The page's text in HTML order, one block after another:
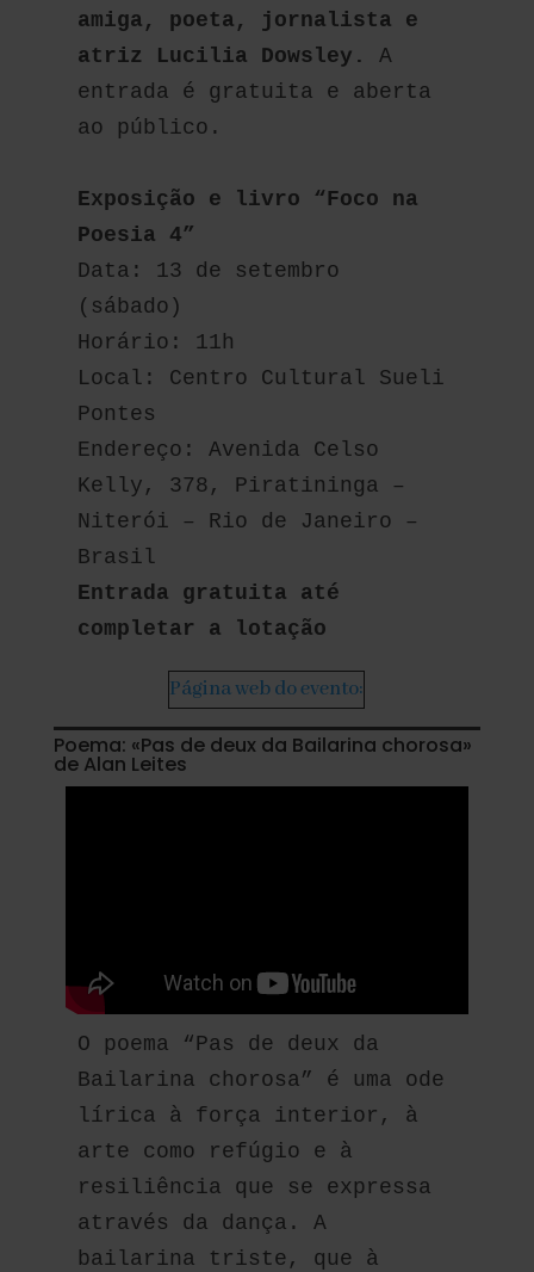
amiga, poeta, jornalista e
atriz Lucilia Dowsley.
A
entrada é gratuita e aberta
ao público.
Exposição e livro “Foco na
Poesia 4”
Data: 13 de setembro
(sábado)
Horário: 11h
Local: Centro Cultural Sueli
Pontes
Endereço: Avenida Celso
Kelly, 378, Piratininga –
Niterói – Rio de Janeiro –
Brasil
Entrada gratuita até
completar a lotação
Página web do evento:
Poema: «Pas de deux da Bailarina chorosa»
de Alan Leites
O poema “Pas de deux da
Bailarina chorosa” é uma ode
lírica à força interior, à
arte como refúgio e à
resiliência que se expressa
através da dança. A
bailarina triste, que à